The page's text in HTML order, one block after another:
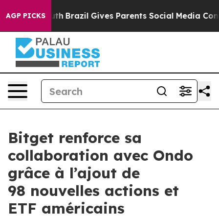
AGP PICKS
to Youth Brazil Gives Parents Social Media Controls
Bitget renforce sa
collaboration avec Ondo
grâce à l’ajout de
98 nouvelles actions et
ETF américains